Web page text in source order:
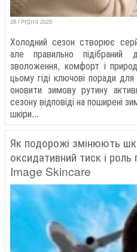
28 ГРУДНЯ 2025
Холодний сезон створює
але правильно підібраний
зволоження, комфорт і
цьому гіді ключові поради
оновити зимову рутину
сезону відповіді на поширені
шкіри...
Як подорожі змінюють
оксидативний тиск і
Image Skincare